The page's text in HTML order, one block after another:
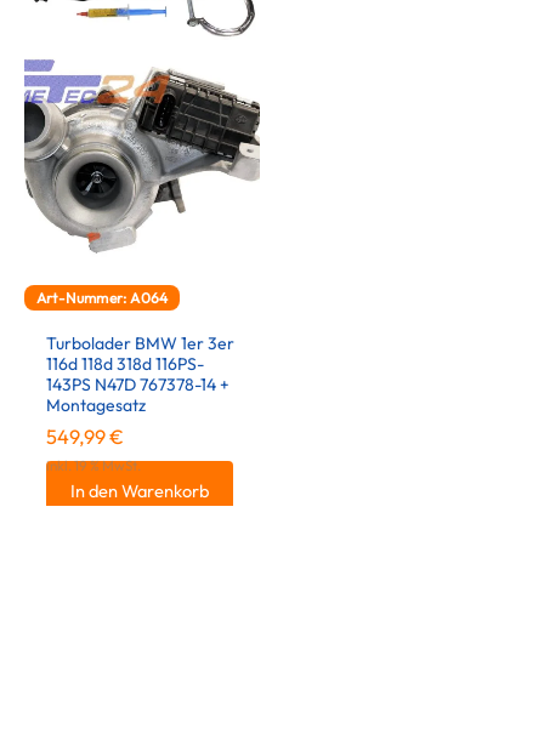
Art-Nummer: A064
Turbolader BMW 1er 3er
116d 118d 318d 116PS-
143PS N47D 767378-14 +
Montagesatz
549,99€
inkl. 19 % MwSt.
In den Warenkorb